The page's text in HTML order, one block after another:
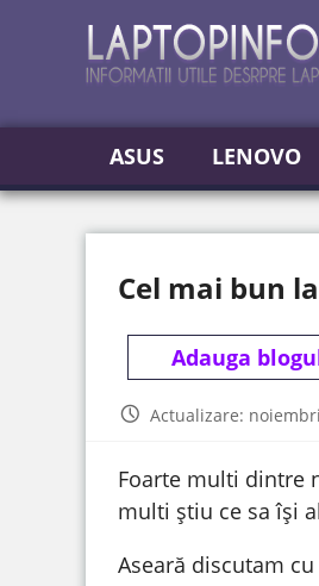
ASUS LENOVO
Cel mai bun
Adauga
Actualizare:
Foarte multi dintre
multi știu ce sa își
Aseară discutam